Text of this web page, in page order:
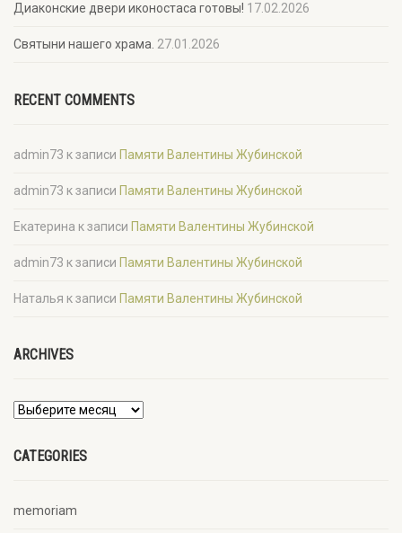
Диаконские двери иконостаса готовы! 17.02.2026
Святыни нашего храма. 27.01.2026
RECENT COMMENTS
admin73 к записи Памяти Валентины Жубинской
admin73 к записи Памяти Валентины Жубинской
Екатерина к записи Памяти Валентины Жубинской
admin73 к записи Памяти Валентины Жубинской
Наталья к записи Памяти Валентины Жубинской
ARCHIVES
CATEGORIES
memoriam